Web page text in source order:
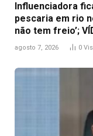
Influenciadora
pescaria em rio
não tem freio’;
agosto 7, 2026 0